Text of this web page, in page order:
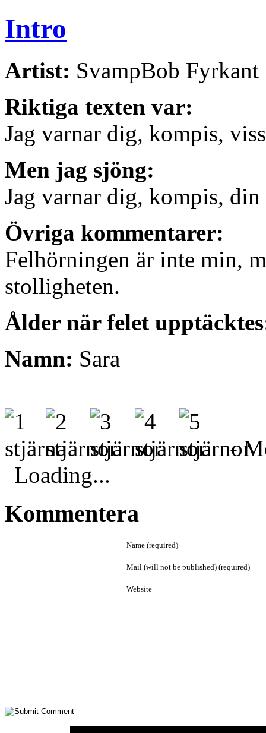
Intro
Artist: SvampBob Fyrkant
Riktiga texten var:
Jag varnar dig, kompis,
Men jag sjöng:
Jag varnar dig, kompis,
Övriga kommentarer:
Felhörningen är inte min,
stolligheten.
Ålder när felet
Namn: Sara
-
Loading...
Kommentera
Name (required)
Mail (will not be published) (required)
Website